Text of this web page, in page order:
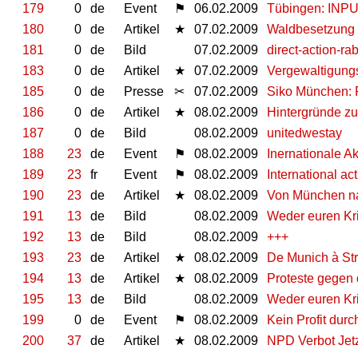
179
0 de Event ⚑ 06.02.2009
Tübingen:
180
0 de Artikel ★ 07.02.2009
181
0 de Bild 07.02.2009
direct-action-
183
0 de Artikel ★ 07.02.2009
185
0 de Presse ✂ 07.02.2009
Siko München:
186
0 de Artikel ★ 08.02.2009
Hintergründe
187
0 de Bild 08.02.2009
unitedwestay
188
23 de Event ⚑ 08.02.2009
Inernationale
189
23 fr Event ⚑ 08.02.2009
International
190
23 de Artikel ★ 08.02.2009
Von München
191
13 de Bild 08.02.2009
Weder euren
192
13 de Bild 08.02.2009
+++
193
23 de Artikel ★ 08.02.2009
De Munich à
194
13 de Artikel ★ 08.02.2009
Proteste
195
13 de Bild 08.02.2009
Weder euren
199
0 de Event ⚑ 08.02.2009
Kein Profit
200
37 de Artikel ★ 08.02.2009
NPD Verbot